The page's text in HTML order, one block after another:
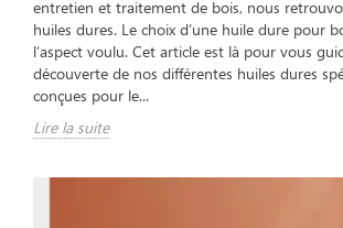
entretien et traitement de bois, nous
huiles dures. Le choix d’une huile dure pour
l’aspect voulu. Cet article est là pour vous
découverte de nos différentes huiles dures
conçues pour le...
Lire la suite